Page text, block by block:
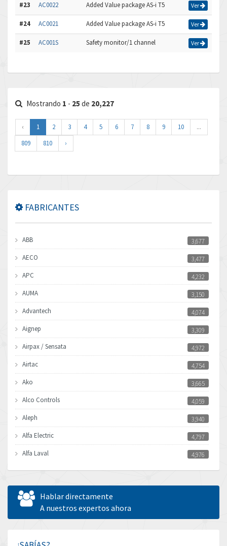
#23 AC0022 Added Value package AS-i T5 Ver
#24 AC0021 Added Value package AS-i T5 Ver
#25 AC001S Safety monitor/1 channel Ver
Mostrando 1 - 25 de 20,227
‹ 1 2 3 4 5 6 7 8 9 10
...
809
810 ›
FABRICANTES
ABB
3,677
AECO
3,477
APC
4,232
AUMA
3,150
Advantech
4,074
Aignep
3,309
Airpax / Sensata
4,972
Airtac
4,754
Ako
3,665
Alco Controls
4,059
Aleph
3,940
Alfa Electric
4,797
Alfa Laval
4,976
Allen Bradley
4,390
Allen West
Amperite
Amplicon Liveline
Hablar directamente
A nuestros expertos ahora